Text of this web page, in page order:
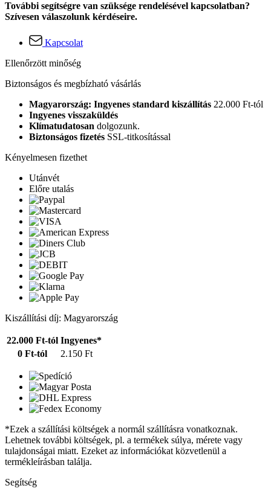
További segítségre van szüksége rendelésével kapcsolatban?
Szívesen válaszolunk kérdéseire.
Kapcsolat
Ellenőrzött minőség
Biztonságos és megbízható vásárlás
Magyarország: Ingyenes standard kiszállítás 22.000 Ft-tól
Ingyenes visszaküldés
Klímatudatosan dolgozunk.
Biztonságos fizetés SSL-titkosítással
Kényelmesen fizethet
Utánvét
Előre utalás
Kiszállítási díj: Magyarország
22.000 Ft-tól Ingyenes*
0 Ft-tól
2.150 Ft
*Ezek a szállítási költségek a normál szállításra vonatkoznak.
Lehetnek további költségek, pl. a termékek súlya, mérete vagy
tulajdonságai miatt. Ezeket az információkat közvetlenül a
termékleírásban találja.
Segítség